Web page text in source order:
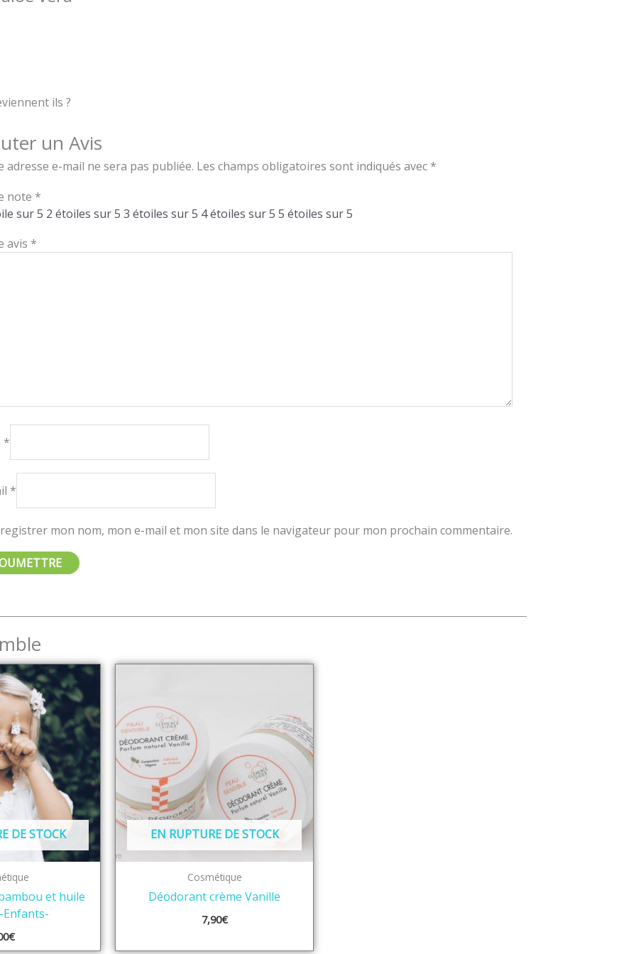
ils ?
un Avis
adresse e-mail ne sera pas publiée. Les champs obligatoires sont indiqués avec *
note *
sur 5 2 étoiles sur 5 3 étoiles sur 5 4 étoiles sur 5 5 étoiles sur 5
avis *
*
*
mon nom, mon e-mail et mon site dans le navigateur pour mon prochain commentaire.
DE STOCK
et huile
Enfants-
€
EN RUPTURE DE STOCK
Cosmétique
Déodorant crème Vanille
7,90€